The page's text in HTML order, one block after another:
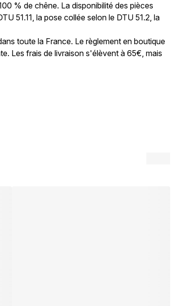
% de chêne. La disponibilité des pièces
51.11, la pose collée selon le DTU 51.2, la
toute la France. Le règlement en boutique
Les frais de livraison s'élèvent à 65€, mais